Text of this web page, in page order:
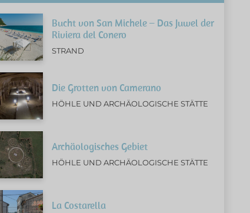
Bucht von San Michele – Das Juwel der
Riviera del Conero
STRAND
Die Grotten von Camerano
HÖHLE UND ARCHÄOLOGISCHE STÄTTE
Archäologisches Gebiet
HÖHLE UND ARCHÄOLOGISCHE STÄTTE
La Costarella